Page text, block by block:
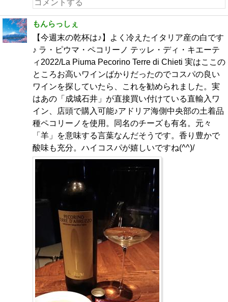
もんらっしぇ
【今週末の乾杯は♪】よく冷えたイタリア産の白です
♪ ラ・ピウマ・ペコリーノ テッレ・ディ・キエーテ
ィ2022/La Piuma Pecorino Terre di Chieti 実はここの
ところお高いワインばかりだったのでコスパの良い
ワインを探していたら、これを勧められました。実
はあの「成城石井」が直接買い付けている直輸入ワ
イン、店頭で購入可能♪アドリア海側中央部の土着品
種ペコリーノを使用。同名のチーズも有名。元々
「羊」を意味する言葉なんだそうです。香り豊かで
酸味も充分。ハイコスパが嬉しいですね(^^)/